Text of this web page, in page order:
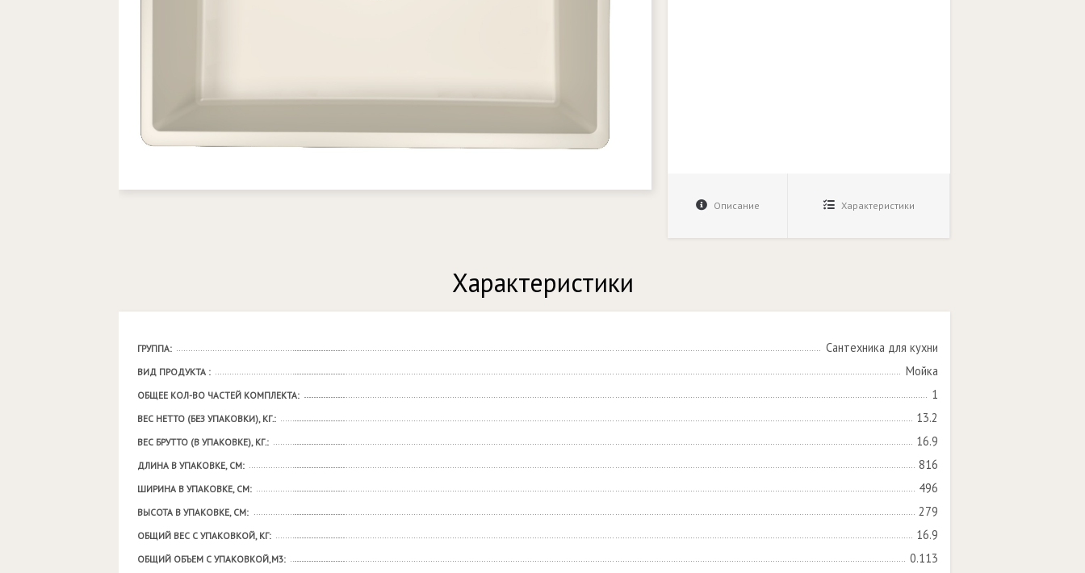
Описание Характеристики
Характеристики
ГРУППА: Сантехника для кухни
ВИД ПРОДУКТА : Мойка
ОБЩЕЕ КОЛ-ВО ЧАСТЕЙ КОМПЛЕКТА: 1
ВЕС НЕТТО (БЕЗ УПАКОВКИ), КГ.: 13.2
ВЕС БРУТТО (В УПАКОВКЕ), КГ.: 16.9
ДЛИНА В УПАКОВКЕ, СМ: 816
ШИРИНА В УПАКОВКЕ, СМ: 496
ВЫСОТА В УПАКОВКЕ, СМ: 279
ОБЩИЙ ВЕС С УПАКОВКОЙ, КГ: 16.9
ОБЩИЙ ОБЪЕМ С УПАКОВКОЙ,М3: 0.113